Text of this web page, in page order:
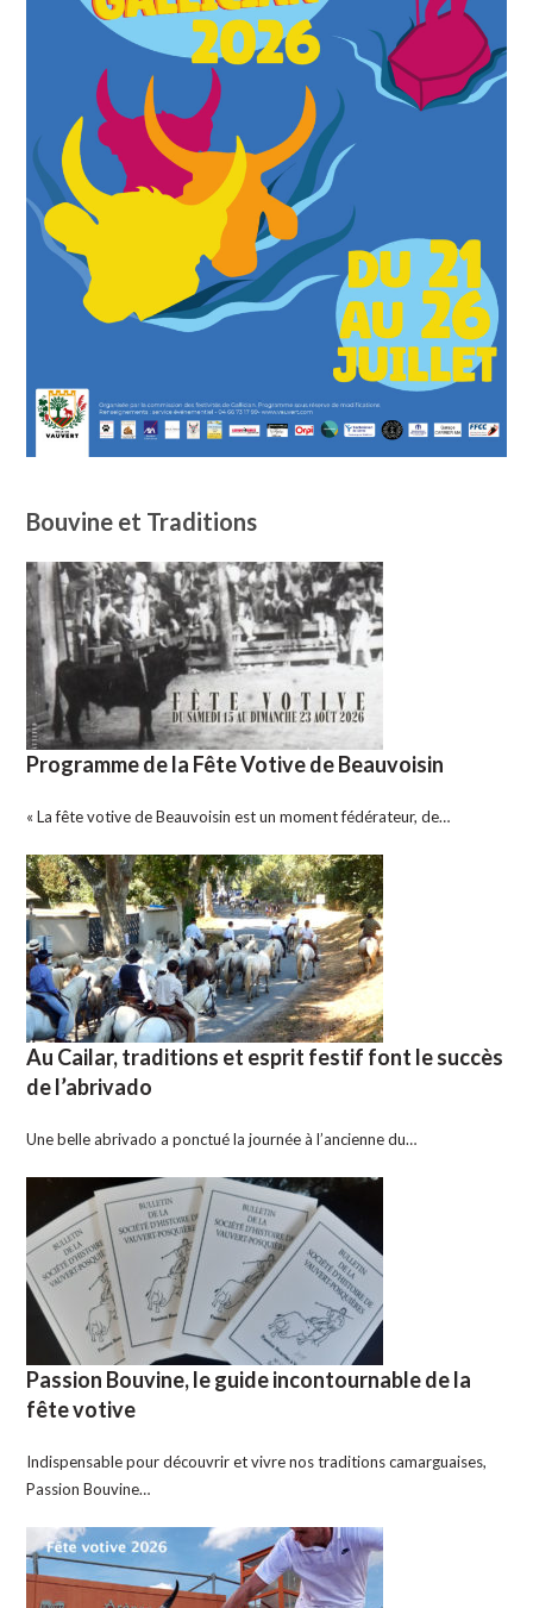
Bouvine et Traditions
Programme de la Fête Votive de Beauvoisin
« La fête votive de Beauvoisin est un moment fédérateur, de…
Au Cailar, traditions et esprit festif font le succès
de l’abrivado
Une belle abrivado a ponctué la journée à l’ancienne du…
Passion Bouvine, le guide incontournable de la
fête votive
Indispensable pour découvrir et vivre nos traditions camarguaises,
Passion Bouvine…